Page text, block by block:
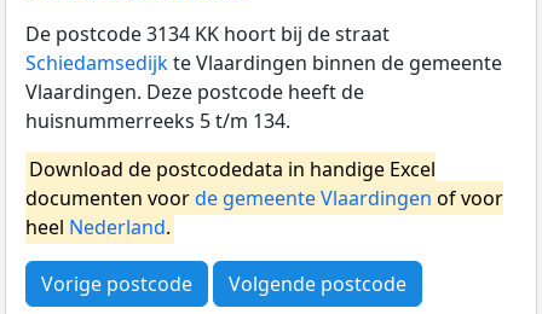
De postcode 3134 KK hoort bij de straat
Schiedamsedijkte Vlaardingen binnen de gemeente
Vlaardingen. Deze postcode heeft de
huisnummerreeks 5 t/m 134.
Download de postcodedata in handige Excel
documenten voorde gemeente Vlaardingen of voor
heel Nederland.
Vorige postcode Volgende postcode